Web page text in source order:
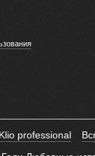
professional